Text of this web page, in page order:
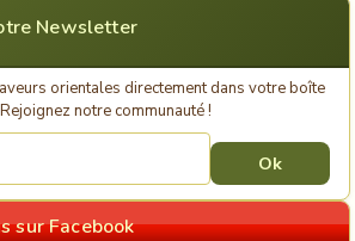
Newsletter
orientales directement dans votre boîte
notre communauté !
sur Facebook